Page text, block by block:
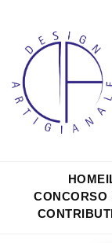
HOME
CONCORSO